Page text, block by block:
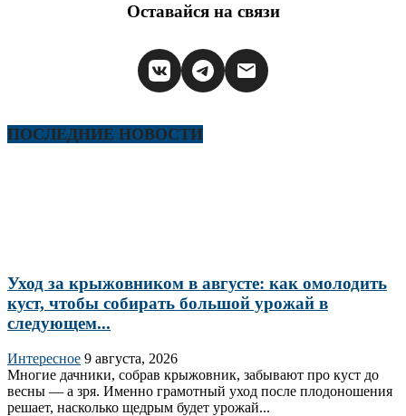
Оставайся на связи
ПОСЛЕДНИЕ НОВОСТИ
Уход за крыжовником в августе: как омолодить
куст, чтобы собирать большой урожай в
следующем...
Интересное 9 августа, 2026
Многие дачники, собрав крыжовник, забывают про куст до
весны — а зря. Именно грамотный уход после плодоношения
решает, насколько щедрым будет урожай...